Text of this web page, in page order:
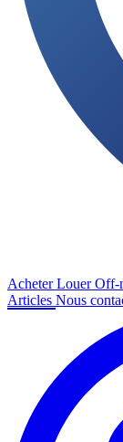
AcheterLouerOff-
Articles Nous